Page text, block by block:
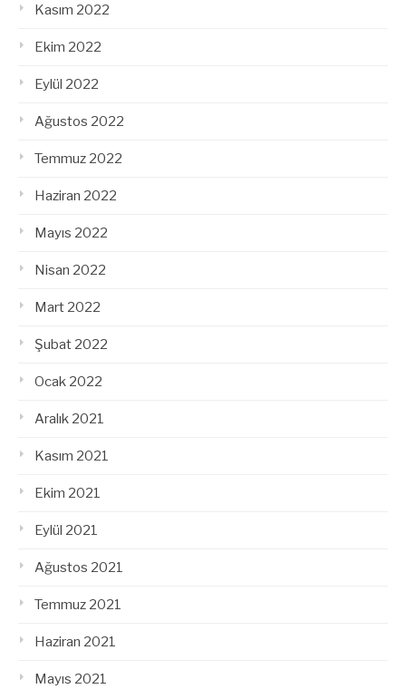
Kasım 2022
Ekim 2022
Eylül 2022
Ağustos 2022
Temmuz 2022
Haziran 2022
Mayıs 2022
Nisan 2022
Mart 2022
Şubat 2022
Ocak 2022
Aralık 2021
Kasım 2021
Ekim 2021
Eylül 2021
Ağustos 2021
Temmuz 2021
Haziran 2021
Mayıs 2021